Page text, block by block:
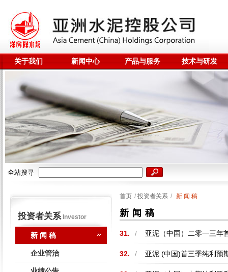
关于我们 新闻中心 产品与服务 技术与研发
全站搜寻
投资者关系Investor
新 闻 稿
企业管治
首页 / 投资者关系 / 新 闻 稿
新 闻 稿
31. / 亚泥（中国）二零一三年
32. / 亚泥 (中国)首三季纯利预